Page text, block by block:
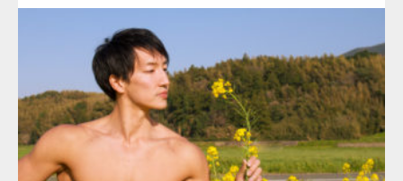
Update:2023.02.11
Category: 菜の花畑のマッチョ その他 AKIHITO(細マッチョ) 腹筋 糸
島 (福岡)
【TV】TBS番組「ひるおび」にてマッスルプ
ラスが紹介されま…